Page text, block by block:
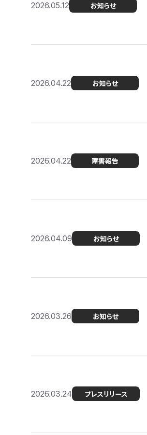
2026.05.12 お知らせ
2026.04.22 お知らせ
2026.04.22 障害報告
2026.04.09 お知らせ
2026.03.26 お知らせ
2026.03.24 プレスリリース